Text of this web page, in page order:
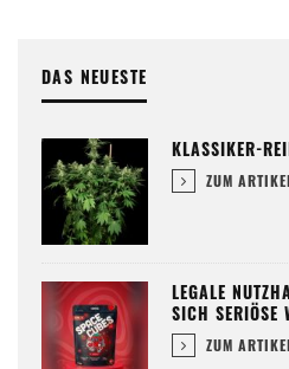
DAS NEUESTE
KLASSIKER-
ZUM
LEGALE
SICH SERIÖSE
ZUM